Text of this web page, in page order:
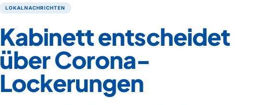
LOKALNACHRICHTEN
Kabinett entscheidet
über Corona-
Lockerungen